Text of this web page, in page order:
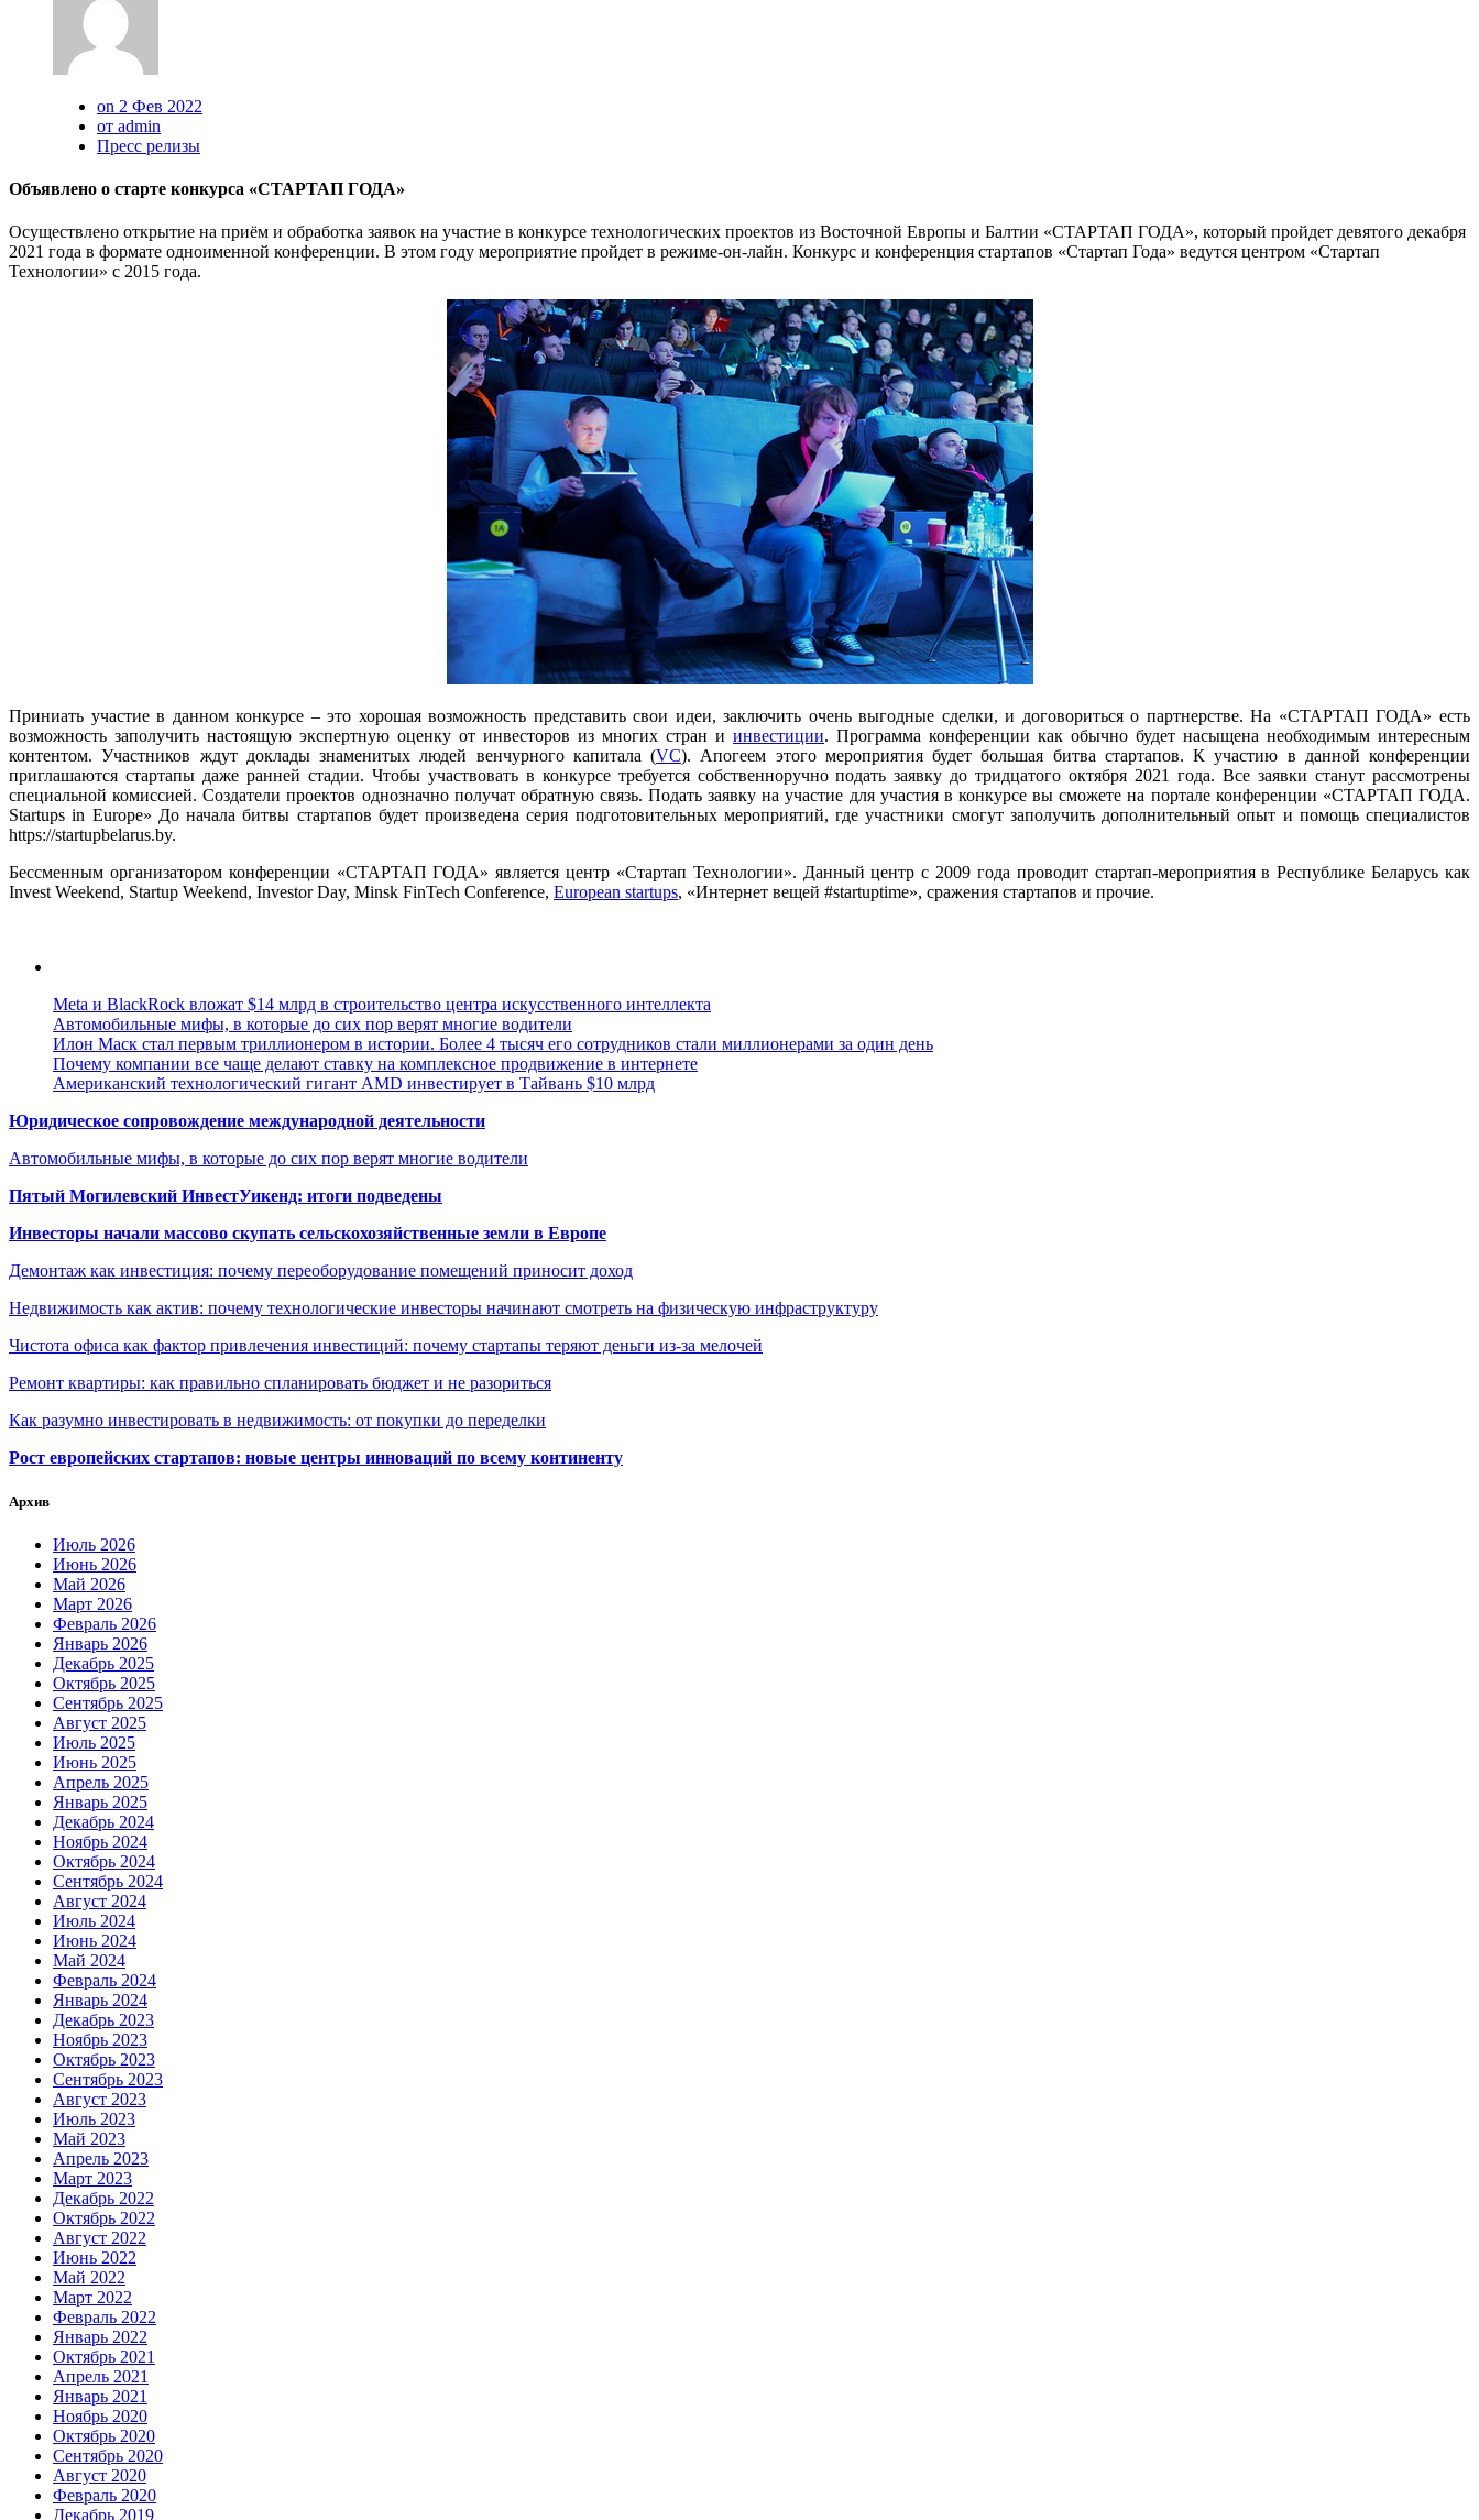
on 2 Фев 2022
от admin
Пресс релизы
Объявлено о старте конкурса «СТАРТАП ГОДА»
Осуществлено открытие на приём и обработка заявок на участие в конкурсе технологических проектов из Восточной Европы и Балтии «СТАРТАП ГОДА», который пройдет девятого декабря
2021 года в формате одноименной конференции. В этом году мероприятие пройдет в режиме-он-лайн. Конкурс и конференция стартапов «Стартап Года» ведутся центром «Стартап
Технологии» с 2015 года.
Приниать участие в данном конкурсе – это хорошая возможность представить свои идеи, заключить очень выгодные сделки, и договориться о партнерстве. На «СТАРТАП ГОДА» есть
возможность заполучить настоящую экспертную оценку от инвесторов из многих стран и инвестиции. Программа конференции как обычно будет насыщена необходимым интересным
контентом. Участников ждут доклады знаменитых людей венчурного капитала (VC). Апогеем этого мероприятия будет большая битва стартапов. К участию в данной конференции
приглашаются стартапы даже ранней стадии. Чтобы участвовать в конкурсе требуется собственноручно подать заявку до тридцатого октября 2021 года. Все заявки станут рассмотрены
специальной комиссией. Создатели проектов однозначно получат обратную связь. Подать заявку на участие для участия в конкурсе вы сможете на портале конференции «СТАРТАП ГОДА.
Startups in Europe» До начала битвы стартапов будет произведена серия подготовительных мероприятий, где участники смогут заполучить дополнительный опыт и помощь специалистов
https://startupbelarus.by.
Бессменным организатором конференции «СТАРТАП ГОДА» является центр «Стартап Технологии». Данный центр с 2009 года проводит стартап-мероприятия в Республике Беларусь как
Invest Weekend, Startup Weekend, Investor Day, Minsk FinTech Conference, European startups, «Интернет вещей #startuptime», сражения стартапов и прочие.
Meta и BlackRock вложат $14 млрд в строительство центра искусственного интеллекта
Автомобильные мифы, в которые до сих пор верят многие водители
Илон Маск стал первым триллионером в истории. Более 4 тысяч его сотрудников стали миллионерами за один день
Почему компании все чаще делают ставку на комплексное продвижение в интернете
Американский технологический гигант AMD инвестирует в Тайвань $10 млрд
Юридическое сопровождение международной деятельности
Автомобильные мифы, в которые до сих пор верят многие водители
Пятый Могилевский ИнвестУикенд: итоги подведены
Инвесторы начали массово скупать сельскохозяйственные земли в Европе
Демонтаж как инвестиция: почему переоборудование помещений приносит доход
Недвижимость как актив: почему технологические инвесторы начинают смотреть на физическую инфраструктуру
Чистота офиса как фактор привлечения инвестиций: почему стартапы теряют деньги из-за мелочей
Ремонт квартиры: как правильно спланировать бюджет и не разориться
Как разумно инвестировать в недвижимость: от покупки до переделки
Рост европейских стартапов: новые центры инноваций по всему континенту
Архив
Июль 2026
Июнь 2026
Май 2026
Март 2026
Февраль 2026
Январь 2026
Декабрь 2025
Октябрь 2025
Сентябрь 2025
Август 2025
Июль 2025
Июнь 2025
Апрель 2025
Январь 2025
Декабрь 2024
Ноябрь 2024
Октябрь 2024
Сентябрь 2024
Август 2024
Июль 2024
Июнь 2024
Май 2024
Февраль 2024
Январь 2024
Декабрь 2023
Ноябрь 2023
Октябрь 2023
Сентябрь 2023
Август 2023
Июль 2023
Май 2023
Апрель 2023
Март 2023
Декабрь 2022
Октябрь 2022
Август 2022
Июнь 2022
Май 2022
Март 2022
Февраль 2022
Январь 2022
Октябрь 2021
Апрель 2021
Январь 2021
Ноябрь 2020
Октябрь 2020
Сентябрь 2020
Август 2020
Февраль 2020
Декабрь 2019